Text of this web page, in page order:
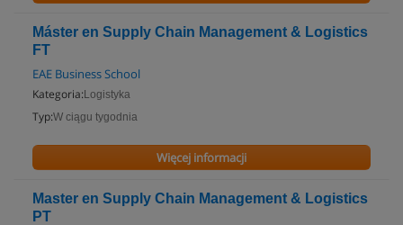
Máster en Supply Chain Management & Logistics
FT
EAE Business School
Kategoria: Logistyka
Typ:W ciągu tygodnia
Więcej informacji
Master en Supply Chain Management & Logistics
PT